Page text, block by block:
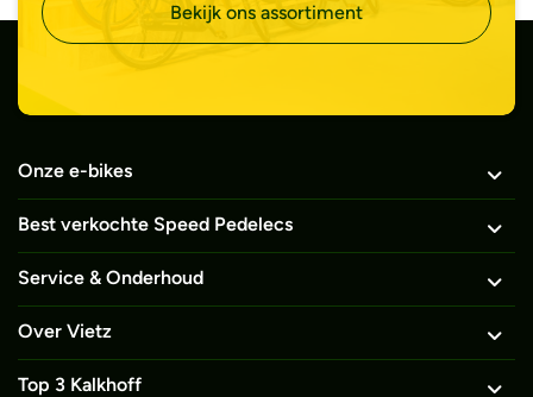
Bekijk ons assortiment
Onze e-bikes
Best verkochte Speed Pedelecs
Service & Onderhoud
Over Vietz
Top 3 Kalkhoff